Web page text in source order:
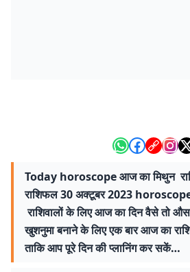
Today horoscope आज का मिथुन
राशिफल 30 अक्टूबर 2023
राशिवालों के लिए आज का दिन वैसे तो
खुशनुमा बनाने के लिए एक बार आज का
ताकि आप पूरे दिन की प्लानिंग कर सकें…